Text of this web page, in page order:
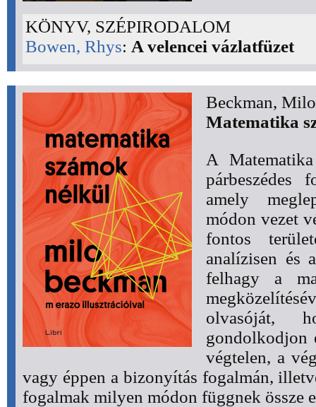
KÖNYV, SZÉPIRODALOM
Bowen, Rhys: A velencei vázlatfüzet
Beckman, Milo
Matematika
A
párbeszédes
amely
módon vezet
fontos
analízisen és
felhagy a
olvasóját,
gondolkodjon
végtelen, a
vagy éppen a bizonyítás fogalmán,
fogalmak milyen módon függnek össze